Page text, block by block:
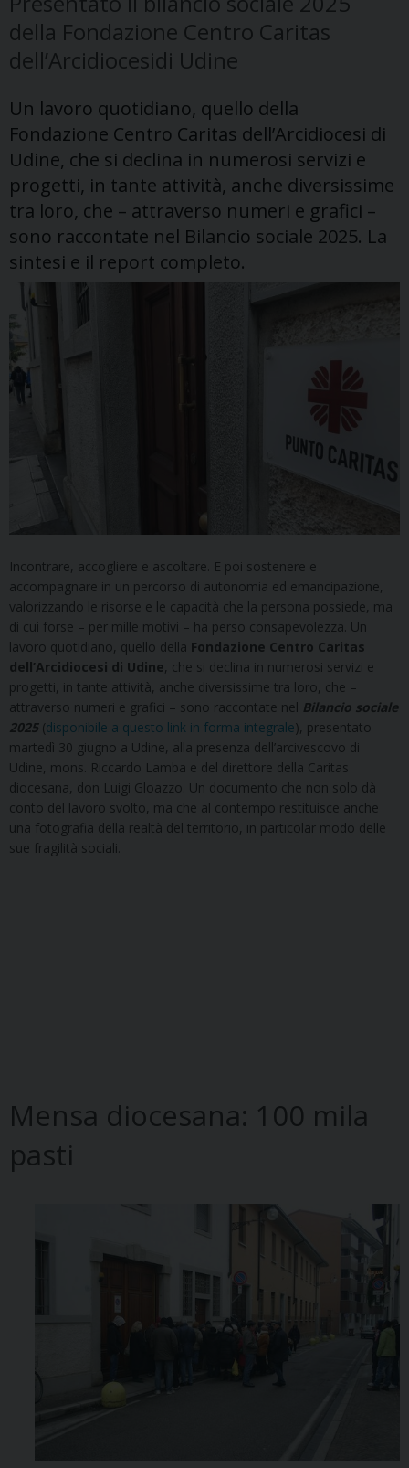
della Fondazione Centro Caritas
dell’Arcidiocesidi Udine
Un lavoro quotidiano, quello della
Fondazione Centro Caritas dell’Arcidiocesi di
Udine, che si declina in numerosi servizi e
progetti, in tante attività, anche diversissime
tra loro, che – attraverso numeri e grafici –
sono raccontate nel Bilancio sociale 2025. La
sintesi e il report completo.
Incontrare, accogliere e ascoltare. E poi sostenere e
accompagnare in un percorso di autonomia ed emancipazione,
valorizzando le risorse e le capacità che la persona possiede, ma
di cui forse – per mille motivi – ha perso consapevolezza. Un
lavoro quotidiano, quello della Fondazione Centro Caritas
dell’Arcidiocesi di Udine , che si declina in numerosi servizi e
progetti, in tante attività, anche diversissime tra loro, che –
attraverso numeri e grafici – sono raccontate nel Bilancio sociale
2025 (disponibile a questo link in forma integrale), presentato
martedì 30 giugno a Udine, alla presenza dell’arcivescovo di
Udine, mons. Riccardo Lamba e del direttore della Caritas
diocesana, don Luigi Gloazzo. Un documento che non solo dà
conto del lavoro svolto, ma che al contempo restituisce anche
una fotografia della realtà del territorio, in particolar modo delle
sue fragilità sociali.
Mensa diocesana: 100 mila
pasti